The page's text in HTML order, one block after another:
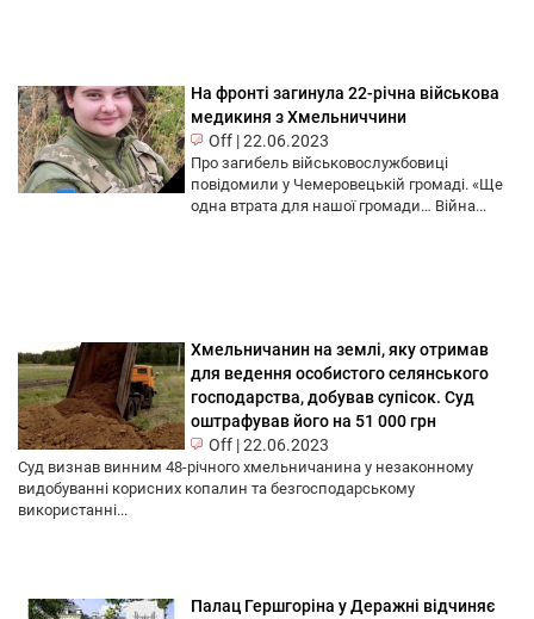
На фронті загинула 22-річна військова
медикиня з Хмельниччини
Off |22.06.2023
Про загибель військовослужбовиці
повідомили у Чемеровецькій громаді. «Ще
одна втрата для нашої громади… Війна...
Хмельничанин на землі, яку отримав
для ведення особистого селянського
господарства, добував супісок. Суд
оштрафував його на 51 000 грн
Off |22.06.2023
Суд визнав винним 48-річного хмельничанина у незаконному
видобуванні корисних копалин та безгосподарському
використанні...
Палац Гершгоріна у Деражні відчиняє